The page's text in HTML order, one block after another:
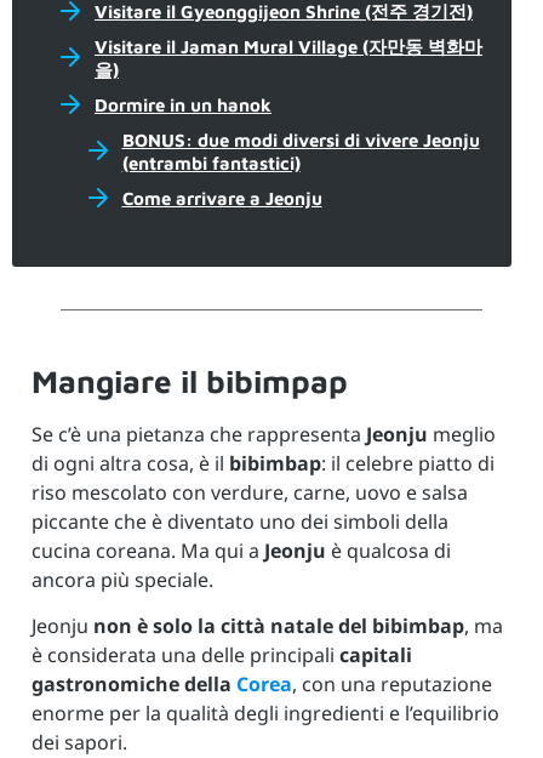
Visitare il Gyeonggijeon Shrine (전주 경기전)
Visitare il Jaman Mural Village (자만동 벽화마
을)
Dormire in un hanok
BONUS: due modi diversi di vivere Jeonju
(entrambi fantastici)
Come arrivare a Jeonju
Mangiare il bibimpap
Se c’è una pietanza che rappresenta Jeonju meglio
di ogni altra cosa, è il bibimbap: il celebre piatto di
riso mescolato con verdure, carne, uovo e salsa
piccante che è diventato uno dei simboli della
cucina coreana. Ma qui a Jeonju è qualcosa di
ancora più speciale.
Jeonju non è solo la città natale del bibimbap, ma
è considerata una delle principali capitali
gastronomiche della Corea, con una reputazione
enorme per la qualità degli ingredienti e l’equilibrio
dei sapori.